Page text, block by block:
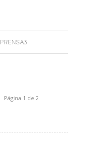
PRENSA3
Página 1 de 2